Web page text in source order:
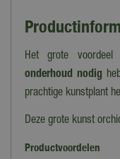
Het grote
onderhoud nodig
prachtige kunstplant
Deze grote kunst
Productvoordelen